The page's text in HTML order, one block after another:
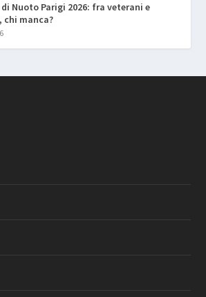
di Nuoto Parigi 2026: fra veterani e
chi manca?